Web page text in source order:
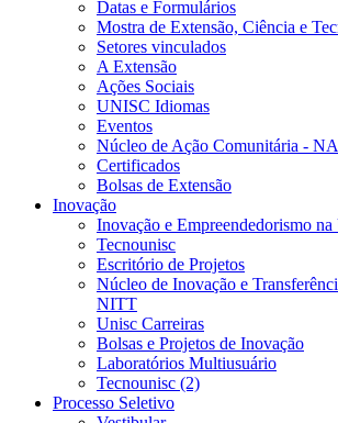
Datas e Formulários
Mostra de Extensão, Ciência e
Setores vinculados
A Extensão
Ações Sociais
UNISC Idiomas
Eventos
Núcleo de Ação Comunitária -
Certificados
Bolsas de Extensão
Inovação
Inovação e Empreendedorismo
Tecnounisc
Escritório de Projetos
Núcleo de Inovação e
NITT
Unisc Carreiras
Bolsas e Projetos de Inovação
Laboratórios Multiusuário
Tecnounisc (2)
Processo Seletivo